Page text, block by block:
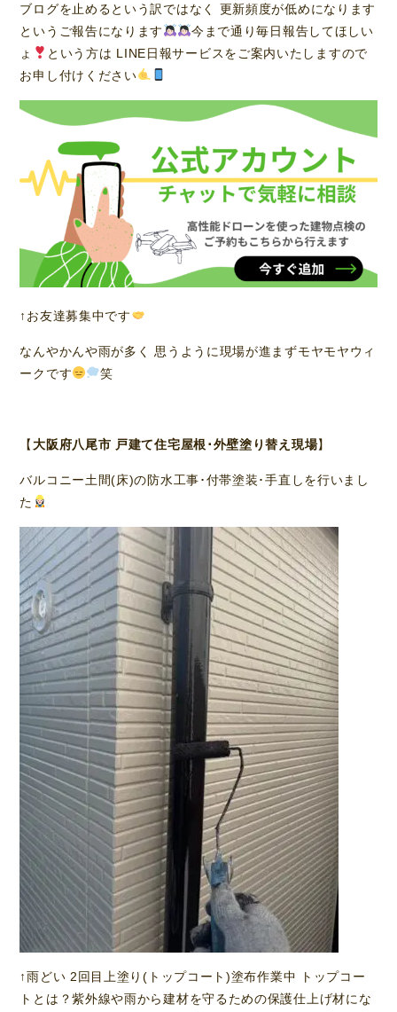
ブログを止めるという訳ではなく 更新頻度が低めになります
というご報告になります
今まで通り毎日報告してほしい
ょ
という方は LINE日報サービスをご案内いたしますので
お申し付けください
↑お友達募集中です
なんやかんや雨が多く 思うように現場が進まずモヤモヤウィ
ークです
笑
【大阪府八尾市 戸建て住宅屋根･外壁塗り替え現場】
バルコニー土間(床)の防水工事･付帯塗装･手直しを行いまし
た
↑雨どい 2回目上塗り(トップコート)塗布作業中 トップコー
トとは？紫外線や雨から建材を守るための保護仕上げ材にな